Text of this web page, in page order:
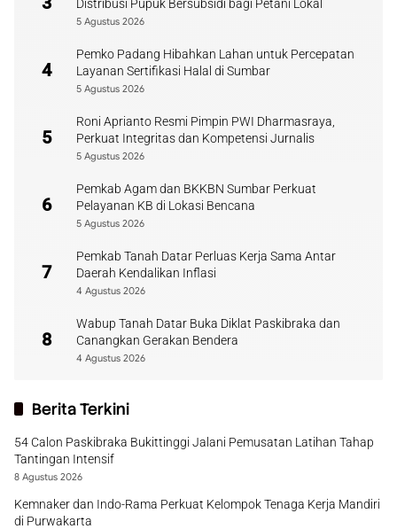
Distribusi Pupuk Bersubsidi bagi Petani Lokal
5 Agustus 2026
4
Pemko Padang Hibahkan Lahan untuk Percepatan
Layanan Sertifikasi Halal di Sumbar
5 Agustus 2026
5
Roni Aprianto Resmi Pimpin PWI Dharmasraya,
Perkuat Integritas dan Kompetensi Jurnalis
5 Agustus 2026
6
Pemkab Agam dan BKKBN Sumbar Perkuat
Pelayanan KB di Lokasi Bencana
5 Agustus 2026
7
Pemkab Tanah Datar Perluas Kerja Sama Antar
Daerah Kendalikan Inflasi
4 Agustus 2026
8
Wabup Tanah Datar Buka Diklat Paskibraka dan
Canangkan Gerakan Bendera
4 Agustus 2026
Berita Terkini
54 Calon Paskibraka Bukittinggi Jalani Pemusatan Latihan Tahap
Tantingan Intensif
8 Agustus 2026
Kemnaker dan Indo-Rama Perkuat Kelompok Tenaga Kerja Mandiri
di Purwakarta